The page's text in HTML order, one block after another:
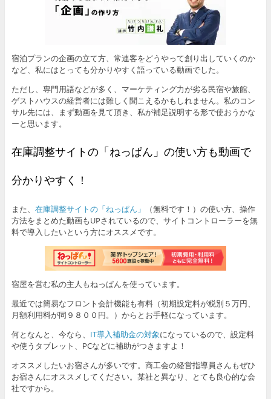
宿泊プランの企画の立て方、常連客をどうやって創り出していくのか
など、私にはとっても分かりやすく語っている動画でした。
ただし、専門用語などが多く、マーケティング力が劣る民宿や旅館、
ゲストハウスの経営者には難しく聞こえるかもしれません。私のコン
サル先には、まず動画を見て頂き、私が補足説明する形で使おうかな
ーと思います。
在庫調整サイトの「ねっぱん」の使い方も動画で
分かりやすく！
また、 在庫調整サイトの「ねっぱん」
（無料です！）の使い方、操作
方法をまとめた動画もUPされているので、サイトコントローラーを無
料で導入したいという方にオススメです。
宿屋を営む私の主人もねっぱんを使っています。
最近では簡易なフロント会計機能も有料（初期設定料が税別５万円、
月額利用料が同９８００円。）からとお手軽になっています。
何となんと、今なら、 IT導入補助金の対象になっているので、設定料
や使うタブレット、PCなどに補助がつきますよ！
オススメしたいお宿さんが多いです。商工会の経営指導員さんもぜひ
お宿さんにオススメしてください。某社と異なり、とても良心的な会
社ですから。